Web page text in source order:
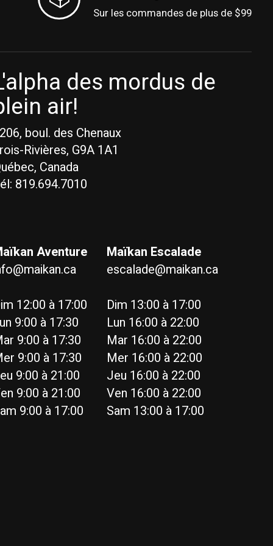
Sur les commandes de plus de $99
des mordus de
air!
boul. des Chenaux
Rivières, G9A 1A1
Canada
819.694.7010
Aventure
12:00 à 17:00
9:00 à 17:30
9:00 à 17:30
9:00 à 17:30
9:00 à 21:00
9:00 à 21:00
9:00 à 17:00
Maïkan Escalade
escalade@maikan.ca
Dim 13:00 à 17:00
Lun 16:00 à 22:00
Mar 16:00 à 22:00
Mer 16:00 à 22:00
Jeu 16:00 à 22:00
Ven 16:00 à 22:00
Sam 13:00 à 17:00